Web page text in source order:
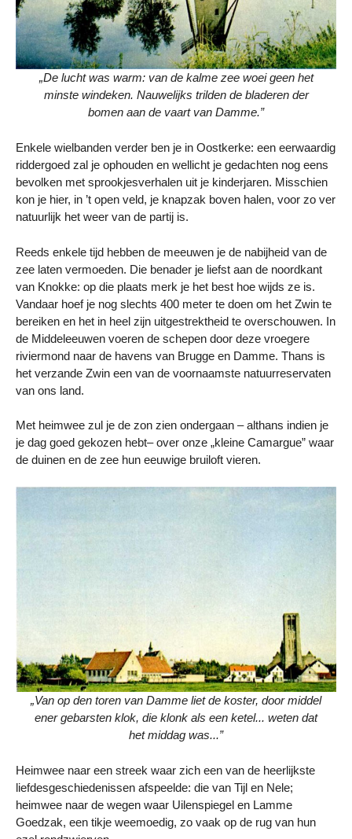
„De lucht was warm: van de kalme zee woei geen het
minste windeken. Nauwelijks trilden de bladeren der
bomen aan de vaart van Damme.”
Enkele wielbanden verder ben je in Oostkerke: een eerwaardig
riddergoed zal je ophouden en wellicht je gedachten nog eens
bevolken met sprookjesverhalen uit je kinderjaren. Misschien
kon je hier, in ’t open veld, je knapzak boven halen, voor zo ver
natuurlijk het weer van de partij is.
Reeds enkele tijd hebben de meeuwen je de nabijheid van de
zee laten vermoeden. Die benader je liefst aan de noordkant
van Knokke: op die plaats merk je het best hoe wijds ze is.
Vandaar hoef je nog slechts 400 meter te doen om het Zwin te
bereiken en het in heel zijn uitgestrektheid te overschouwen. In
de Middeleeuwen voeren de schepen door deze vroegere
riviermond naar de havens van Brugge en Damme. Thans is
het verzande Zwin een van de voornaamste natuurreservaten
van ons land.
Met heimwee zul je de zon zien ondergaan – althans indien je
je dag goed gekozen hebt– over onze „kleine Camargue” waar
de duinen en de zee hun eeuwige bruiloft vieren.
„Van op den toren van Damme liet de koster, door middel
ener gebarsten klok, die klonk als een ketel... weten dat
het middag was...”
Heimwee naar een streek waar zich een van de heerlijkste
liefdesgeschiedenissen afspeelde: die van Tijl en Nele;
heimwee naar de wegen waar Uilenspiegel en Lamme
Goedzak, een tikje weemoedig, zo vaak op de rug van hun